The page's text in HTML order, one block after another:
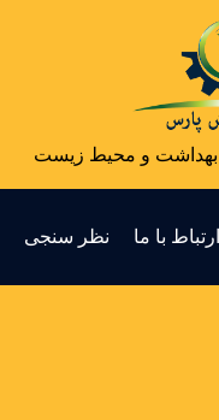
بهداشت و محیط زیست
ارتباط با ما نظر سنجی